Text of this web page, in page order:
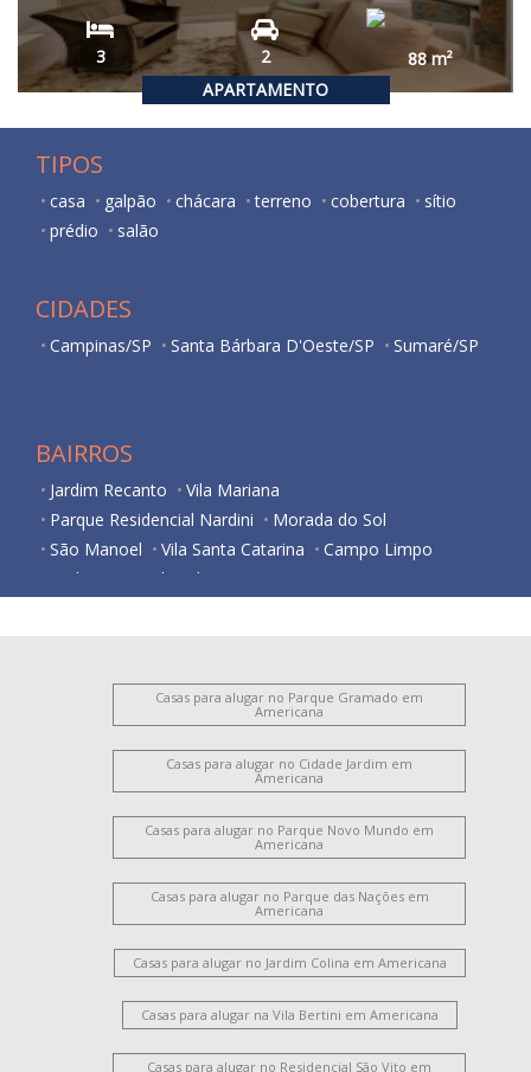
APARTAMENTO
3 2 88m²
TIPOS
casa galpão chácara terreno cobertura
sítio
prédio
salão
CIDADES
Campinas/SP Santa Bárbara D'Oeste/SP Sumaré/SP
BAIRROS
Jardim Recanto
Vila Mariana
Parque Residencial Nardini
Morada do Sol
São Manoel
Vila Santa Catarina
Campo Limpo
Jardim Girassol
Vila Pavan
Vila Santa Maria
Vila Cordenonsi
Vila Santo Antônio
Chácara Machadinho II
Santa Cruz
Jardim Terramérica III
Vila Belvedere
Parque Novo Mundo
Jardim Progresso
Vila Frezzarim
Jardim Glória
Casas para alugar no Parque Gramado em
Americana
Casas para alugar no Cidade Jardim em
Americana
Casas para alugar no Parque Novo Mundo em
Americana
Casas para alugar no Parque das Nações em
Americana
Casas para alugar no Jardim Colina em Americana
Casas para alugar na Vila Bertini em Americana
Casas para alugar no Residencial São Vito em